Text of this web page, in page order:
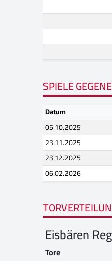
SPIELE
Datum
05.10.2025
23.11.2025
23.12.2025
06.02.2026
Eisbären
Tore